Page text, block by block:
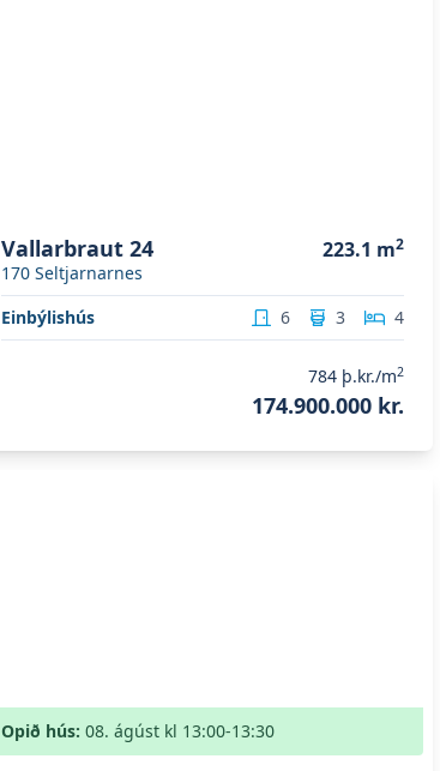
Vallarbraut 24
170 Seltjarnarnes
223.1 m2
Einbýlishús 6 3 4
784 þ.kr./m2
174.900.000 kr.
Opið hús: 08. ágúst kl 13:00-13:30